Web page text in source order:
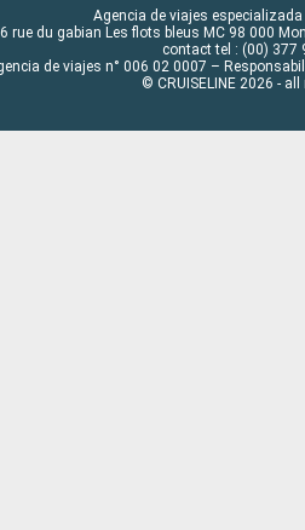
Agencia de viajes especializada
rue du gabian Les flots bleus MC 98 000
contact tel : (00) 377
de viajes n° 006 02 0007 –
© CRUISELINE 2026 -